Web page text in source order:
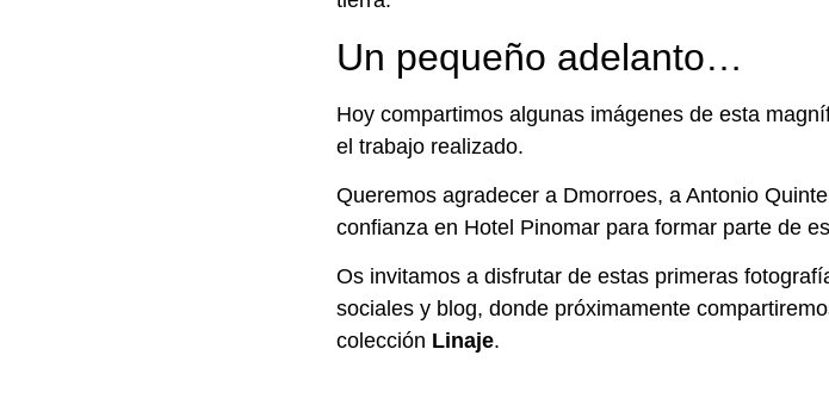
Un pequeño adelanto…
Hoy compartimos algunas imágenes de esta
el trabajo realizado.
Queremos agradecer a Dmorroes, a Antonio
confianza en Hotel Pinomar para formar parte de
Os invitamos a disfrutar de estas primeras
sociales y blog, donde próximamente
colección Linaje.